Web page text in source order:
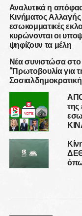
Αναλυτικά η
Κινήματος Αλλαγής
εσωκομματικές
κυρώνονται οι
ψηφίζουν τα μέλη
Νέα συνιστώσα
“Πρωτοβουλία για
της